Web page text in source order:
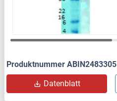
Produktnummer ABIN2483305
Datenblatt